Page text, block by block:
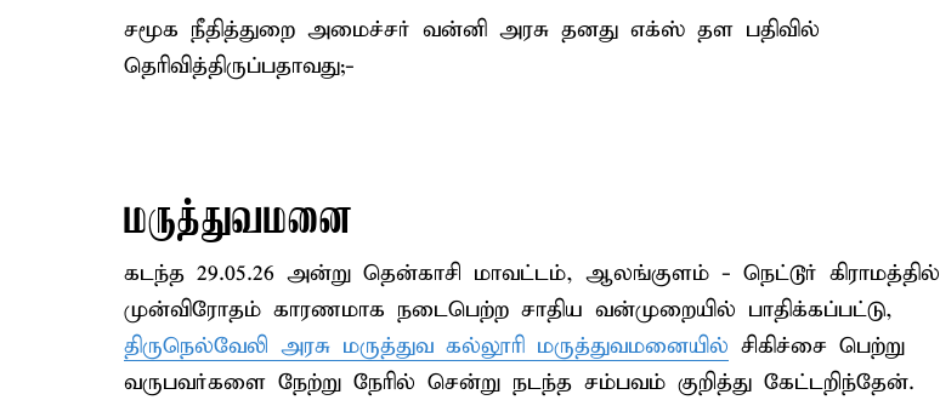
சமூக நீதித்துறை அமைச்சர் வன்னி அரசு தனது எக்ஸ் தள பதிவில்
தெரிவித்திருப்பதாவது;-
மருத்துவமனை
கடந்த 29.05.26 அன்று தென்காசி மாவட்டம், ஆலங்குளம் - நெட்டூர் கிராமத்தில்
முன்விரோதம் காரணமாக நடைபெற்ற சாதிய வன்முறையில் பாதிக்கப்பட்டு,
திருநெல்வேலி அரசு மருத்துவ கல்லூரி மருத்துவமனையில் சிகிச்சை பெற்று
வருபவர்களை நேற்று நேரில் சென்று நடந்த சம்பவம் குறித்து கேட்டறிந்தேன்.